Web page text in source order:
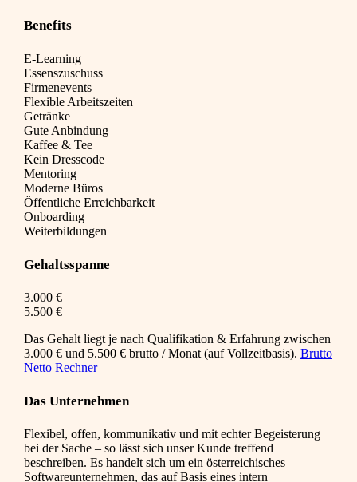
Benefits
E-Learning
Essenszuschuss
Firmenevents
Flexible Arbeitszeiten
Getränke
Gute Anbindung
Kaffee & Tee
Kein Dresscode
Mentoring
Moderne Büros
Öffentliche Erreichbarkeit
Onboarding
Weiterbildungen
Gehaltsspanne
3.000 €
5.500 €
Das Gehalt liegt je nach Qualifikation & Erfahrung zwischen
3.000 € und 5.500 € brutto / Monat (auf Vollzeitbasis). Brutto
Netto Rechner
Das Unternehmen
Flexibel, offen, kommunikativ und mit echter Begeisterung
bei der Sache – so lässt sich unser Kunde treffend
beschreiben. Es handelt sich um ein österreichisches
Softwareunternehmen, das auf Basis eines intern